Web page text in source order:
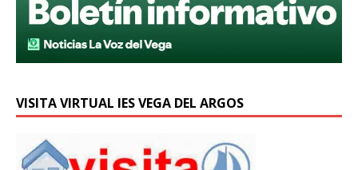
VISITA VIRTUAL IES VEGA DEL ARGOS